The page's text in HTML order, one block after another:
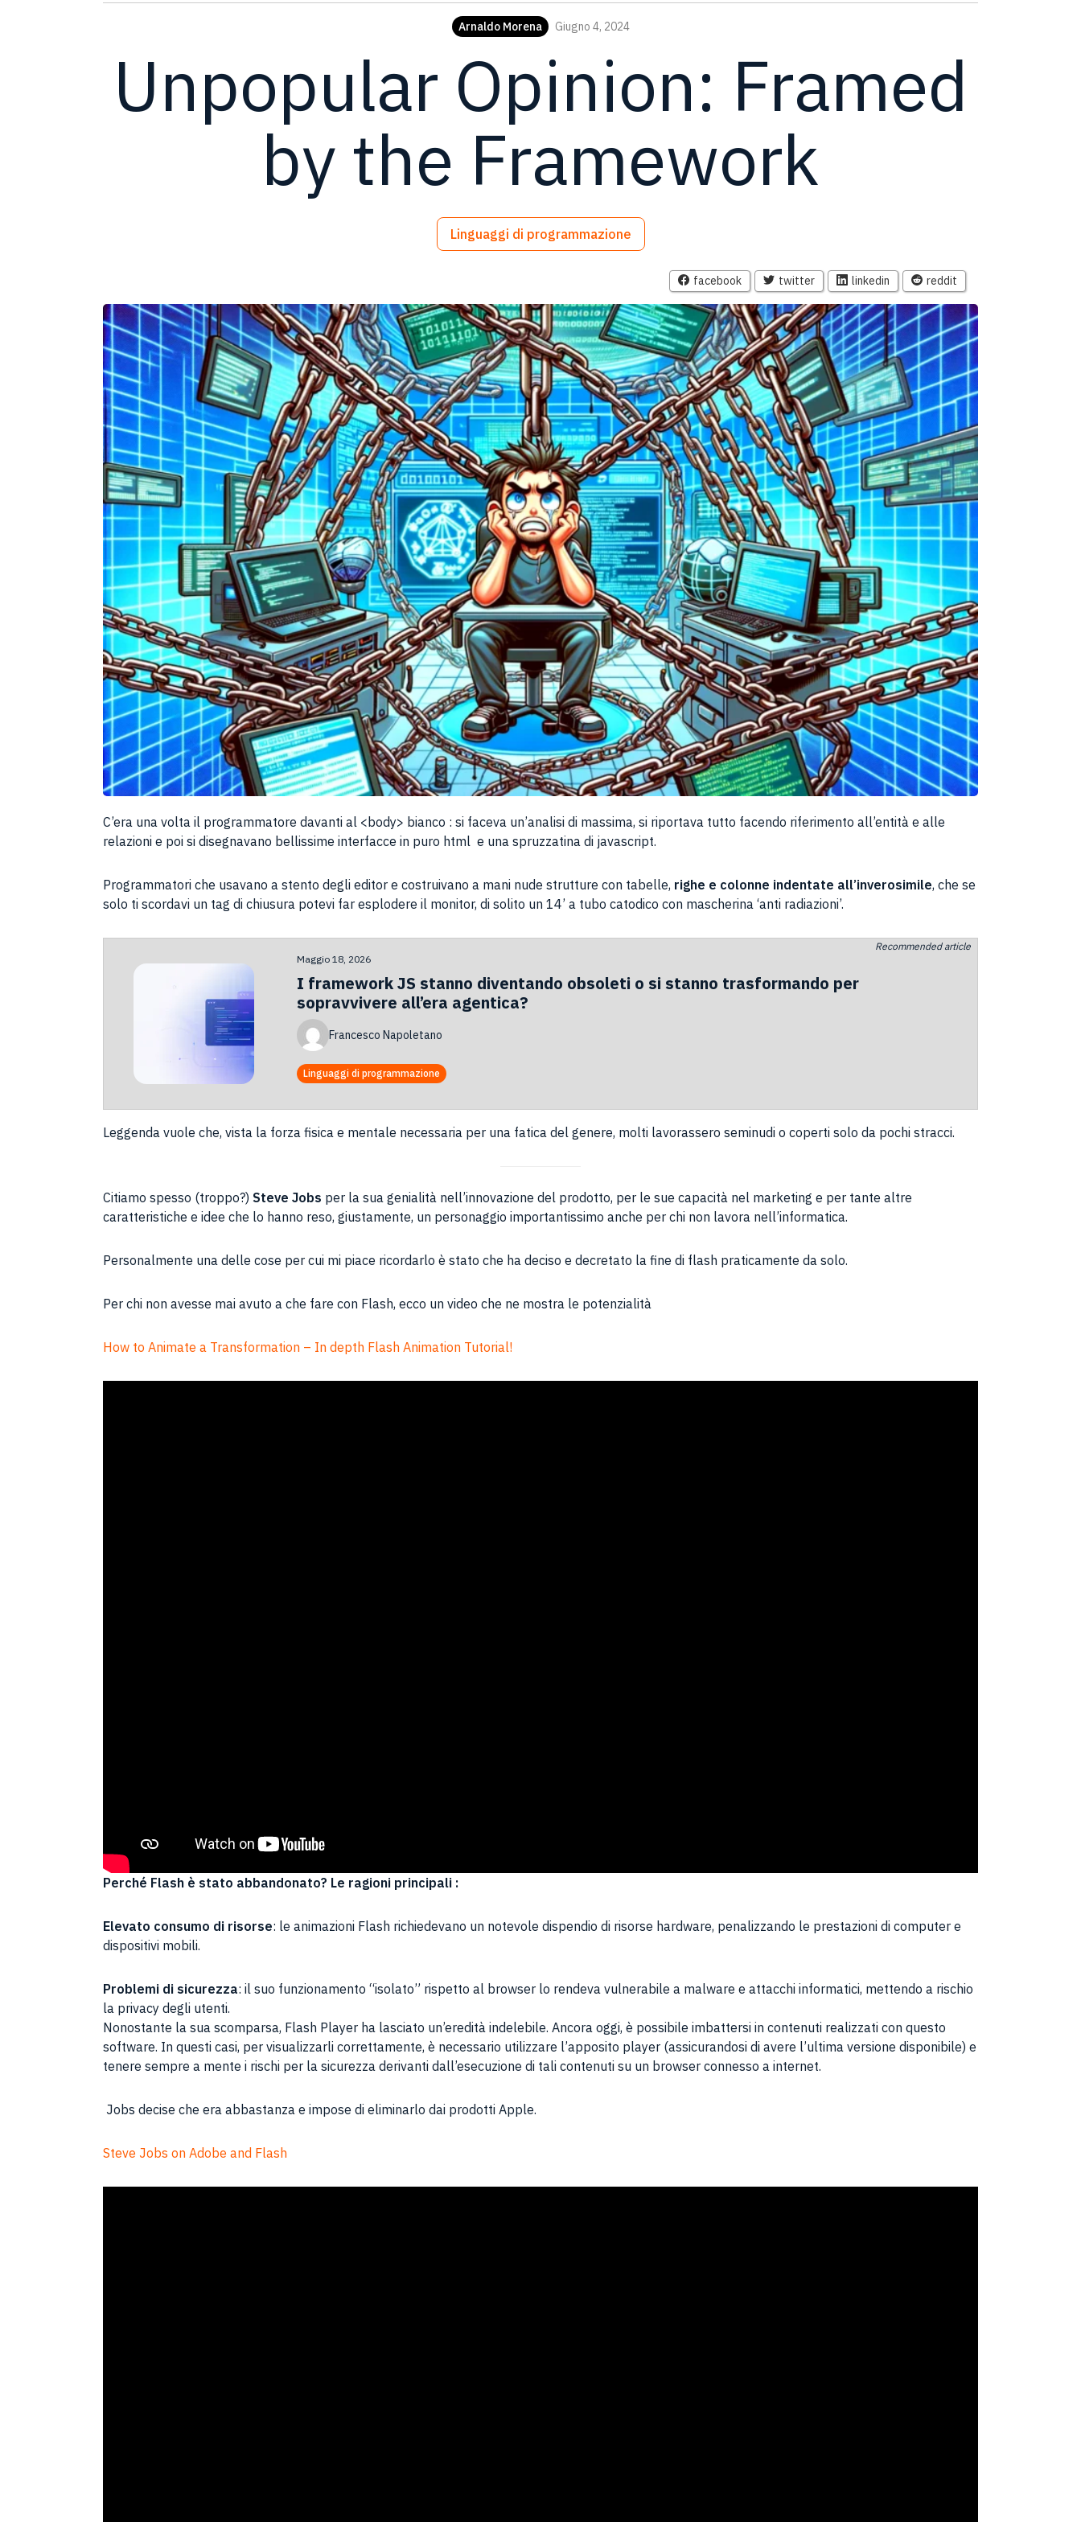
Arnaldo Morena Giugno 4, 2024
Unpopular Opinion: Framed
by the Framework
Linguaggi di programmazione
facebook twitter linkedin reddit
C’era una volta il programmatore davanti al <body> bianco : si faceva un’analisi di massima, si riportava tutto facendo riferimento all’entità e alle
relazioni e poi si disegnavano bellissime interfacce in puro html e una spruzzatina di javascript.
Programmatori che usavano a stento degli editor e costruivano a mani nude strutture con tabelle, righe e colonne indentate all’inverosimile, che se
solo ti scordavi un tag di chiusura potevi far esplodere il monitor, di solito un 14’ a tubo catodico con mascherina ‘anti radiazioni’.
Recommended article
Maggio 18, 2026
I framework JS stanno diventando obsoleti o si stanno trasformando per
sopravvivere all’era agentica?
Francesco Napoletano
Linguaggi di programmazione
Leggenda vuole che, vista la forza fisica e mentale necessaria per una fatica del genere, molti lavorassero seminudi o coperti solo da pochi stracci.
Citiamo spesso (troppo?) Steve Jobs per la sua genialità nell’innovazione del prodotto, per le sue capacità nel marketing e per tante altre
caratteristiche e idee che lo hanno reso, giustamente, un personaggio importantissimo anche per chi non lavora nell’informatica.
Personalmente una delle cose per cui mi piace ricordarlo è stato che ha deciso e decretato la fine di flash praticamente da solo.
Per chi non avesse mai avuto a che fare con Flash, ecco un video che ne mostra le potenzialità
How to Animate a Transformation – In depth Flash Animation Tutorial!
Perché Flash è stato abbandonato? Le ragioni principali :
Elevato consumo di risorse: le animazioni Flash richiedevano un notevole dispendio di risorse hardware, penalizzando le prestazioni di computer e
dispositivi mobili.
Problemi di sicurezza: il suo funzionamento “isolato” rispetto al browser lo rendeva vulnerabile a malware e attacchi informatici, mettendo a rischio
la privacy degli utenti.
Nonostante la sua scomparsa, Flash Player ha lasciato un’eredità indelebile. Ancora oggi, è possibile imbattersi in contenuti realizzati con questo
software. In questi casi, per visualizzarli correttamente, è necessario utilizzare l’apposito player (assicurandosi di avere l’ultima versione disponibile) e
tenere sempre a mente i rischi per la sicurezza derivanti dall’esecuzione di tali contenuti su un browser connesso a internet.
Jobs decise che era abbastanza e impose di eliminarlo dai prodotti Apple.
Steve Jobs on Adobe and Flash